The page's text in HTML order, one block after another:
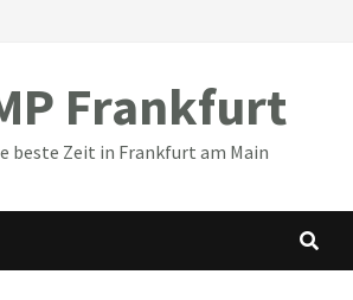
Frankfurt
beste Zeit in Frankfurt am Main